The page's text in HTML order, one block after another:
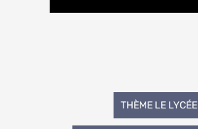
NavigationTHÈME LE LYCÉE